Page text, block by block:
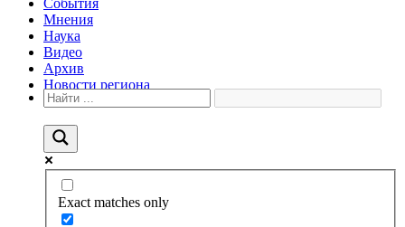
События
Мнения
Наука
Видео
Архив
Новости региона
Exact matches only